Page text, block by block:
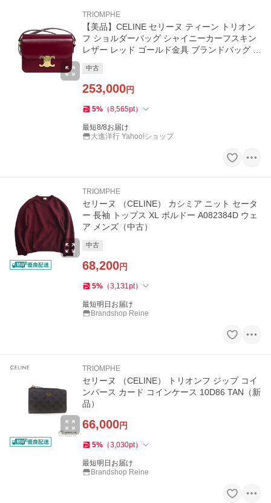
TRIOMPHE
【美品】CELINE セリーヌ ティーン トリオン
フ ショルダーバッグ シャイニーカーフスキン
レザー レッド ゴールド金具 ブランドバッグ 5
中古
253,000円
5% （8,565pt）
最短8/8お届け
大進洋行 Yahoo!ショップ
TRIOMPHE
セリーヌ （CELINE） カシミア ニット セータ
ー 長袖 トップス XL ボルドー A082384D ウェ
ア メンズ（中古）
中古
68,200円
5% （3,131pt）
最短明日お届け
Brandshop Reine
TRIOMPHE
セリーヌ （CELINE） トリオンフ ジップ コイ
ンパース カード コインケース 10D86 TAN（新
品）
66,000円
5% （3,030pt）
最短明日お届け
Brandshop Reine